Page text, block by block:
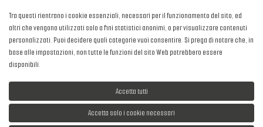
2016-2026 © AIPFM - Festa della Musica Italia Tutti i Diritti Riservati.
Privacy Policy
| Cookies
Tra questi rientrano i cookie essenziali, necessari per il funzionamento del sito, ed
altri che vengono utilizzati solo a fini statistici anonimi, o per visualizzare contenuti
personalizzati. Puoi decidere quali categorie vuoi consentire. Si prega di notare che, in
base alle impostazioni, non tutte le funzioni del sito Web potrebbero essere
disponibili.
Accetta tutti
Accetta solo i cookie necessari